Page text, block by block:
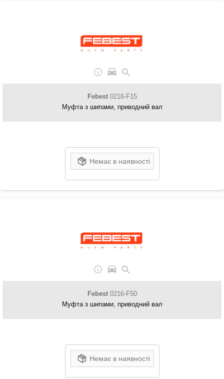
Febest0216-F15
Муфта з шипами, приводний вал
Немає в наявності
Febest0216-F50
Муфта з шипами, приводний вал
Немає в наявності